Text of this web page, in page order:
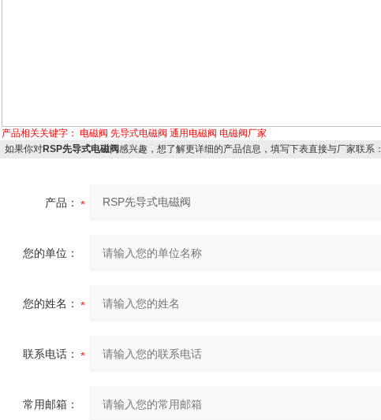
产品相关关键字： 电磁阀 先导式电磁阀 通用电磁阀 电磁阀厂家
如果你对RSP先导式电磁阀感兴趣，想了解更详细的产品信息，填写下表直接与厂家联系：
产品：
您的单位：
您的姓名：
联系电话：
常用邮箱：